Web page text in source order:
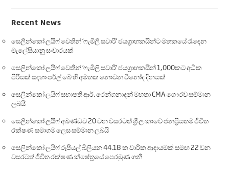
Recent News
සෙලින්කෝ ලයිෆ් වෙතින් ‘ෆැමිලි සවාරි’ ජයග්‍රාහකයින්ට මතකයේ රැඳෙන
මැලේසියානු සංචාරයක්
සෙලින්කෝ ලයිෆ් වෙතින් ‘ෆැමිලි සවාරි’ ජයග්‍රාහකයින් 1,000කට අධික
පිරිසක් සඳහා පර්ල් බේ හි අමතක නොවන විනෝද දිනයක්
සෙලින්කෝ ලයිෆ් සභාපති ආර්. රෙන්ගනාදන් මහතා CMA ගෞරව සම්මාන
ලබයි
සෙලින්කෝ ලයිෆ් අඛණ්ඩව 20 වන වසරටත් ශ්‍රී ලංකාවේ ජනප්‍රියතම ජීවිත
රක්ෂණ සමාගම ලෙස සම්මාන ලබයි
සෙලින්කෝ ලයිෆ් රුපියල් බිලියන 44.18 ක වාරික ආදායමක් සමඟ 22 වන
වසරටත් ජීවිත රක්ෂණ ක්ෂේත්‍රයේ පෙරමුණ ගනී